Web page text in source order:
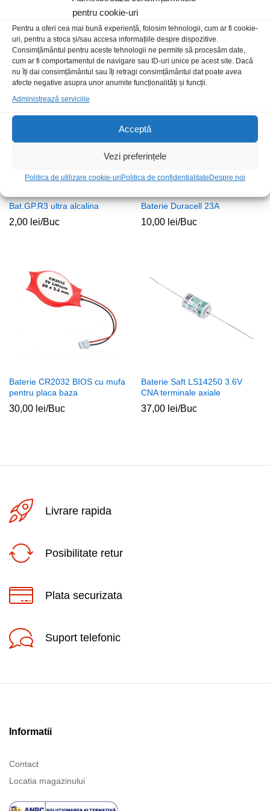
pentru cookie-uri
Pentru a oferi cea mai bună experiență, folosim tehnologii, cum ar fi cookie-
uri, pentru a stoca și/sau accesa informațiile despre dispozitive.
Consimțământul pentru aceste tehnologii ne permite să procesăm date,
cum ar fi comportamentul de navigare sau ID-uri unice pe acest site. Dacă
nu îți dai consimțământul sau îți retragi consimțământul dat poate avea
afecte negative asupra unor anumite funcționalități și funcții.
Administrează serviciile
Acceptă
Vezi preferințele
Politica de utilizare cookie-uri Politica de confidentialitate Despre noi
Bat.V.4R25 Longlife
23,00lei/Buc
Suport bat CR2032 CH004
9,00lei/Buc
Bat.GP.R3 ultra alcalina
2,00 lei/Buc
Baterie Duracell 23A
10,00 lei/Buc
Baterie CR2032 BIOS cu mufa
pentru placa baza
30,00 lei/Buc
Baterie Saft LS14250 3.6V
CNA terminale axiale
37,00 lei/Buc
Livrare rapida
Posibilitate retur
Plata securizata
Suport telefonic
Informatii
Contact
Locatia magazinului